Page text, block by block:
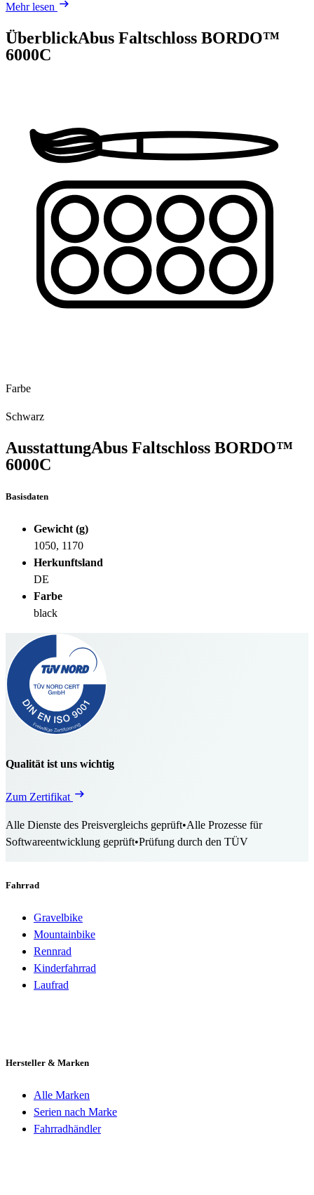
Mehr lesen
ÜberblickAbus Faltschloss BORDO™
6000C
Farbe
Schwarz
AusstattungAbus Faltschloss BORDO™
6000C
Basisdaten
Gewicht (g)
1050, 1170
Herkunftsland
DE
Farbe
black
Qualität ist uns wichtig
Zum Zertifikat
Alle Dienste des Preisvergleichs geprüft•Alle Prozesse für
Softwareentwicklung geprüft•Prüfung durch den TÜV
Fahrrad
Gravelbike
Mountainbike
Rennrad
Kinderfahrrad
Laufrad
Hersteller & Marken
Alle Marken
Serien nach Marke
Fahrradhändler